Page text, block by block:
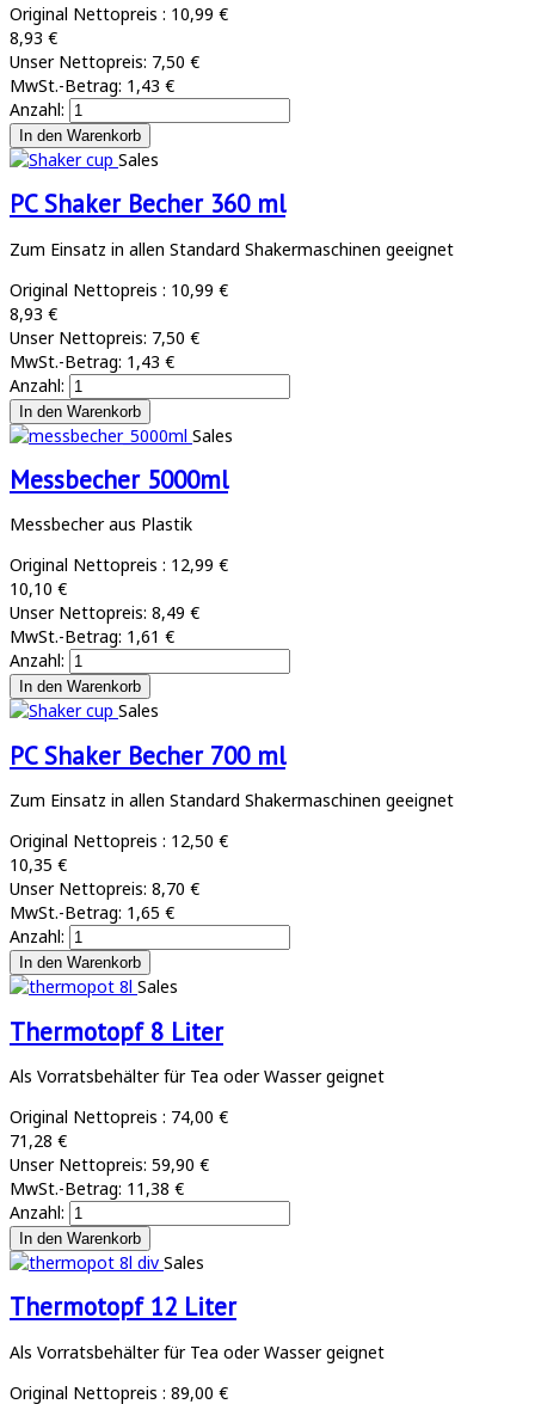
Original Nettopreis : 10,99 €
8,93 €
Unser Nettopreis: 7,50 €
MwSt.-Betrag: 1,43 €
Anzahl:
Sales
PC Shaker Becher 360 ml
Zum Einsatz in allen Standard Shakermaschinen geeignet
Original Nettopreis : 10,99 €
8,93 €
Unser Nettopreis: 7,50 €
MwSt.-Betrag: 1,43 €
Anzahl:
Sales
Messbecher 5000ml
Messbecher aus Plastik
Original Nettopreis : 12,99 €
10,10 €
Unser Nettopreis: 8,49 €
MwSt.-Betrag: 1,61 €
Anzahl:
Sales
PC Shaker Becher 700 ml
Zum Einsatz in allen Standard Shakermaschinen geeignet
Original Nettopreis : 12,50 €
10,35 €
Unser Nettopreis: 8,70 €
MwSt.-Betrag: 1,65 €
Anzahl:
Sales
Thermotopf 8 Liter
Als Vorratsbehälter für Tea oder Wasser geignet
Original Nettopreis : 74,00 €
71,28 €
Unser Nettopreis: 59,90 €
MwSt.-Betrag: 11,38 €
Anzahl:
Sales
Thermotopf 12 Liter
Als Vorratsbehälter für Tea oder Wasser geignet
Original Nettopreis : 89,00 €